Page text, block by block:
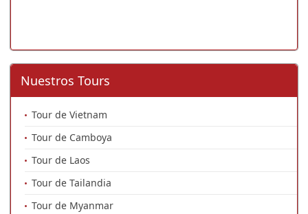
Nuestros Tours
Tour de Vietnam
Tour de Camboya
Tour de Laos
Tour de Tailandia
Tour de Myanmar